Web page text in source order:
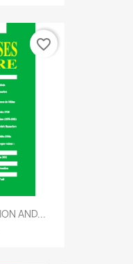
AND...
favorite_border